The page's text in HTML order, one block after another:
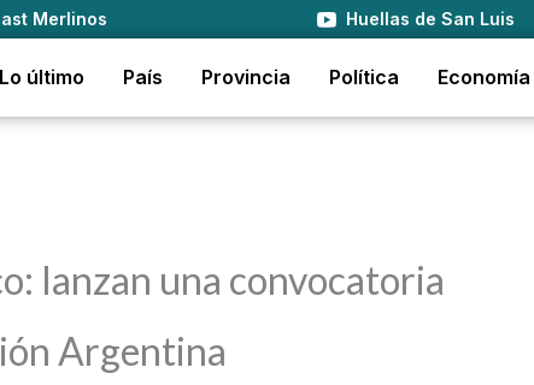
Merlinos Huellas de San Luis
Lo último País Provincia Política Economía
lanzan una convocatoria
Argentina